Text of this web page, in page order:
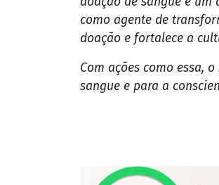
como agente de
doação e fortalece a
Com ações como essa,
sangue e para a